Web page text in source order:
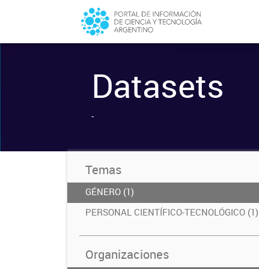
Datasets
-
Temas
GÉNERO (1)
PERSONAL CIENTÍFICO-TECNOLÓGICO (1)
Organizaciones